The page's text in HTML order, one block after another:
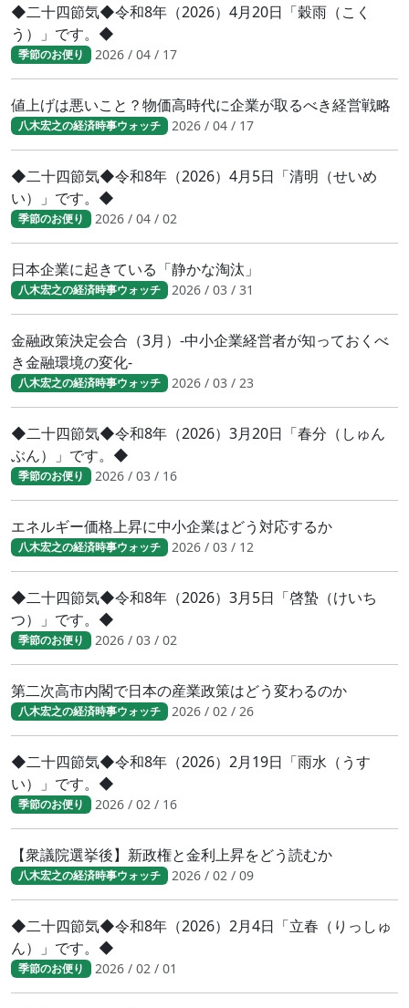
◆二十四節気◆令和8年（2026）4月20日「穀雨（こく
う）」です。◆
季節のお便り 2026 / 04 / 17
値上げは悪いこと？物価高時代に企業が取るべき経営戦略
八木宏之の経済時事ウォッチ 2026 / 04 / 17
◆二十四節気◆令和8年（2026）4月5日「清明（せいめ
い）」です。◆
季節のお便り 2026 / 04 / 02
日本企業に起きている「静かな淘汰」
八木宏之の経済時事ウォッチ 2026 / 03 / 31
金融政策決定会合（3月）-中小企業経営者が知っておくべ
き金融環境の変化-
八木宏之の経済時事ウォッチ 2026 / 03 / 23
◆二十四節気◆令和8年（2026）3月20日「春分（しゅん
ぶん）」です。◆
季節のお便り 2026 / 03 / 16
エネルギー価格上昇に中小企業はどう対応するか
八木宏之の経済時事ウォッチ 2026 / 03 / 12
◆二十四節気◆令和8年（2026）3月5日「啓蟄（けいち
つ）」です。◆
季節のお便り 2026 / 03 / 02
第二次高市内閣で日本の産業政策はどう変わるのか
八木宏之の経済時事ウォッチ 2026 / 02 / 26
◆二十四節気◆令和8年（2026）2月19日「雨水（うす
い）」です。◆
季節のお便り 2026 / 02 / 16
【衆議院選挙後】新政権と金利上昇をどう読むか
八木宏之の経済時事ウォッチ 2026 / 02 / 09
◆二十四節気◆令和8年（2026）2月4日「立春（りっしゅ
ん）」です。◆
季節のお便り 2026 / 02 / 01